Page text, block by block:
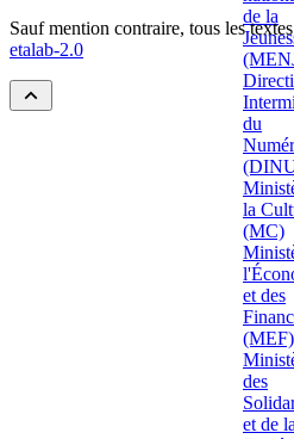
Sauf mention contraire, tous les
etalab-2.0